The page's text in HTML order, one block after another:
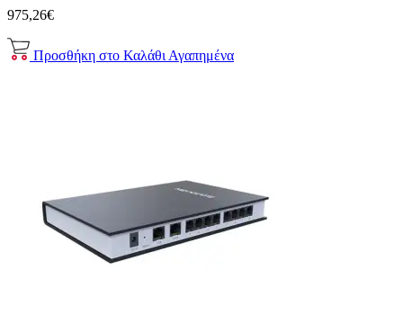
975,26€
Προσθήκη στο Καλάθι Αγαπημένα